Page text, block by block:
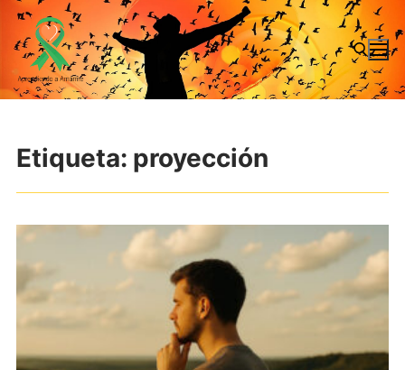
contenido
Etiqueta: proyección